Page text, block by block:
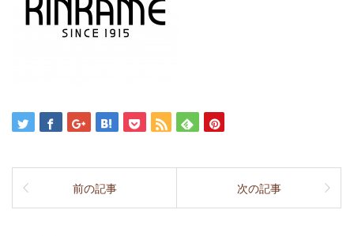
前の記事 次の記事